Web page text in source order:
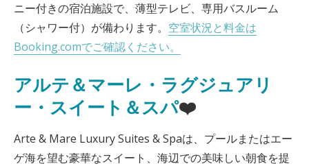
ニー付きの宿泊施設で、薄型テレビ、専用バスルーム
（シャワー付）が備わります。 空室状況と料金は
Booking.comでご確認ください。
アルテ＆マーレ・ラグジュアリ
ー・スイート＆スパ❤️
Arte & Mare Luxury Suites & Spaは、プールまたはエー
ゲ海を望む豪華なスイート、海辺での美味しい朝食を提